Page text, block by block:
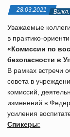
28.03.2021 Выкл.
Уважаемые
в практико-
«Комиссии по
безопасности в
В рамках встречи
совета в
комиссий,
изменений в
усиления
Спикеры: